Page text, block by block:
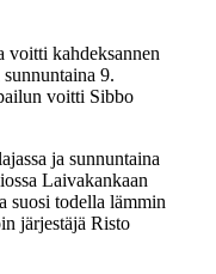
voitti kahdeksannen
9.
voitti Sibbo
ja sunnuntaina
Laivakankaan
suosi todella lämmin
järjestäjä Risto